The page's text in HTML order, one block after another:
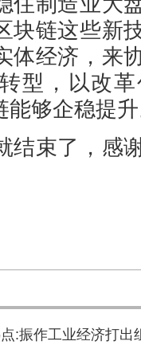
块链这些新
体经济，来
型，以改
能够企稳提
束了，感
:振作工业经济打出